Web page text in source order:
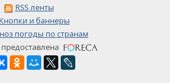
RSS ленты
Кнопки и баннеры
погоды по странам